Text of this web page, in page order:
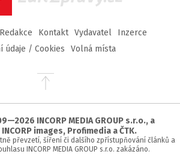
Redakce Kontakt Vydavatel
Inzerce
údaje / Cookies
Volná místa
Přejít
stránky
INCORP MEDIA GROUP s.r.o., a
images, Profimedia a ČTK.
převzetí, šíření či dalšího zpřístupňování článků a
INCORP MEDIA GROUP s.r.o. zakázáno.